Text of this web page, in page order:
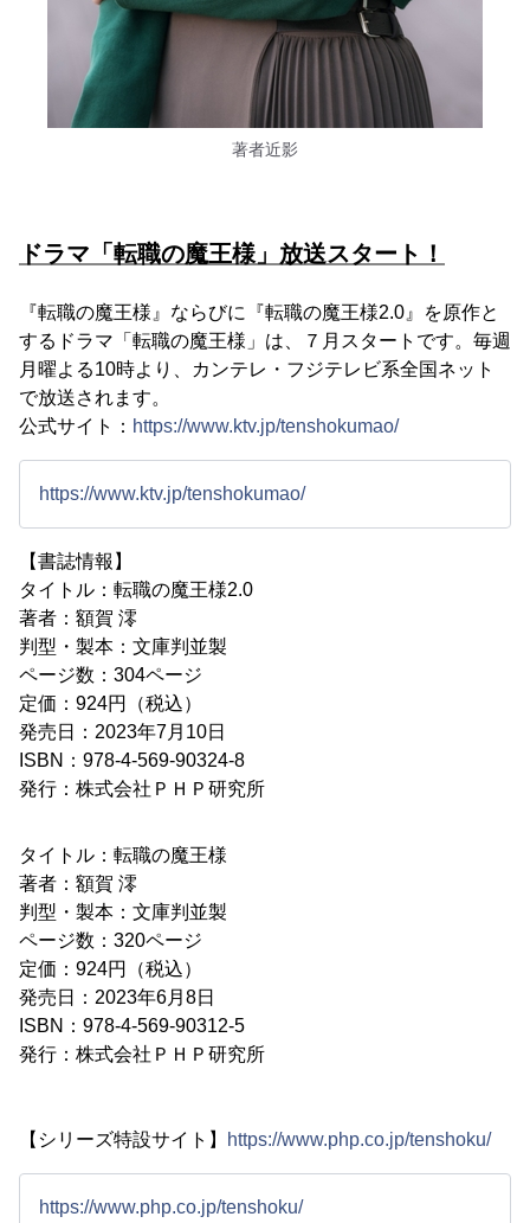
著者近影
ドラマ「転職の魔王様」放送スタート！
『転職の魔王様』ならびに『転職の魔王様2.0』を原作と
するドラマ「転職の魔王様」は、７月スタートです。毎週
月曜よる10時より、カンテレ・フジテレビ系全国ネット
で放送されます。
公式サイト： https://www.ktv.jp/tenshokumao/
https://www.ktv.jp/tenshokumao/
【書誌情報】
タイトル：転職の魔王様2.0
著者：額賀 澪
判型・製本：文庫判並製
ページ数：304ページ
定価：924円（税込）
発売日：2023年7月10日
ISBN：978-4-569-90324-8
発行：株式会社ＰＨＰ研究所
タイトル：転職の魔王様
著者：額賀 澪
判型・製本：文庫判並製
ページ数：320ページ
定価：924円（税込）
発売日：2023年6月8日
ISBN：978-4-569-90312-5
発行：株式会社ＰＨＰ研究所
【シリーズ特設サイト】 https://www.php.co.jp/tenshoku/
https://www.php.co.jp/tenshoku/